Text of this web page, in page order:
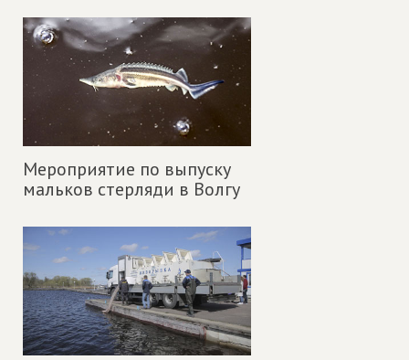
Мероприятие по выпуску
мальков стерляди в Волгу